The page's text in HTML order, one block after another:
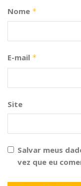
Nome *
E-mail *
Site
Salvar meus
vez que eu